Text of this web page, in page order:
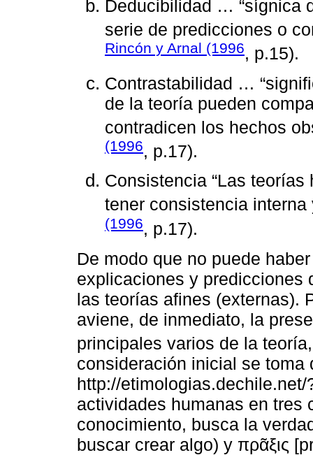
Deducibilidad … “sígnica
serie de predicciones o
Rincón y Arnal (1996, p.15).
Contrastabilidad …
de la teoría pueden
contradicen los hechos
(1996, p.17).
Consistencia “Las
tener consistencia
(1996, p.17).
De modo que no puede
explicaciones y predicciones
las teorías afines (externas).
aviene, de inmediato, la
principales varios de la
consideración inicial se toma
http://
actividades humanas en tres
conocimiento, busca la
buscar crear algo) y πρᾶξις